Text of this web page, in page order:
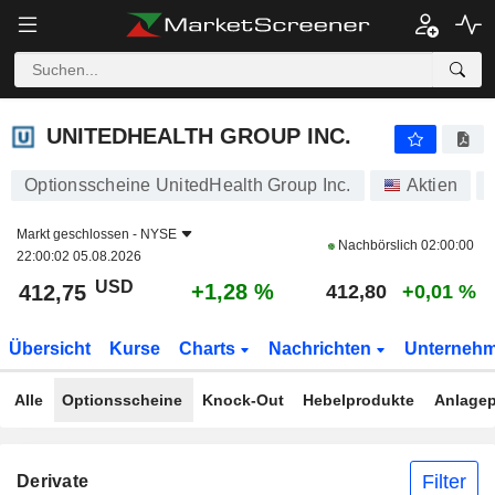
UNITEDHEALTH GROUP INC.
Optionsscheine UnitedHealth Group Inc. Aktien
Markt geschlossen - NYSE
22:00:02 05.08.2026
Nachbörslich 02:00:00
412,75 USD +1,28 % 412,80 +0,01 %
Übersicht Kurse Charts Nachrichten
Alle Optionsscheine Knock-Out Hebelprodukte
Derivate Filter